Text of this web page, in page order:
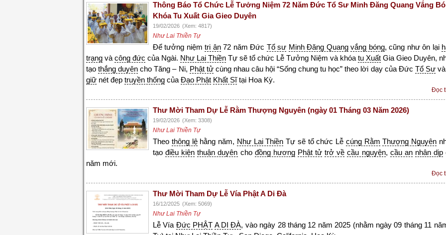
Thông Báo Tổ Chức Lễ Tưởng Niệm 72 Năm Đức Tổ Sư Minh Đăng Quang Vắng
Khóa Tu Xuất Gia Gieo Duyên
19/02/2026 (Xem: 4817)
Như Lai Thiền Tự
Để tưởng niệmtri ân72 năm Đức Tổ sư Minh Đăng Quang vắng bóng, cũng như ôn lại
trạng và công đức của Ngài. Như Lai Thiền Tự sẽ tổ chức Lễ Tưởng Niệm và khóa tu Xuất Gia Gieo Duyên,
tạothắng duyên cho Tăng – Ni, Phật tửcùng nhau câu hội “Sống chung tu học” theo lời dạy của Đức Tổ Sư
giữ nét đẹp truyền thống của Đạo Phật Khất Sĩtại Hoa Kỳ.
Đọc
Thư Mời Tham Dự Lễ Rằm Thượng Nguyên (ngày 01 Tháng 03 Năm 2026)
19/02/2026 (Xem: 3308)
Như Lai Thiền Tự
Theo thông lệhằng năm, Như Lai Thiền Tự sẽ tổ chức Lễ cúng Rằm Thượng Nguyên
tạođiều kiện thuận duyên cho đồng hương Phật tử trở về cầu nguyện, cầu an nhân dịp
năm mới.
Đọc
Thư Mời Tham Dự Lễ Vía Phật A Di Đà
16/12/2025 (Xem: 5069)
Như Lai Thiền Tự
Lễ Vía Đức PHẬT A DI ĐÀ, vào ngày 28 tháng 12 năm 2025 (nhằm ngày 09 tháng 11